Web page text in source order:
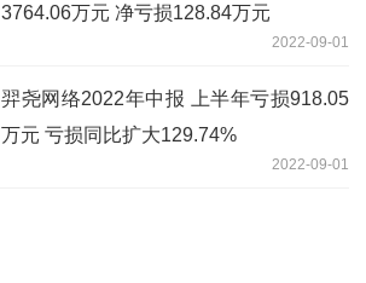
3764.06万元 净亏损128.84万元
2022-09-01
羿尧网络2022年中报 上半年亏损918.05
万元 亏损同比扩大129.74%
2022-09-01